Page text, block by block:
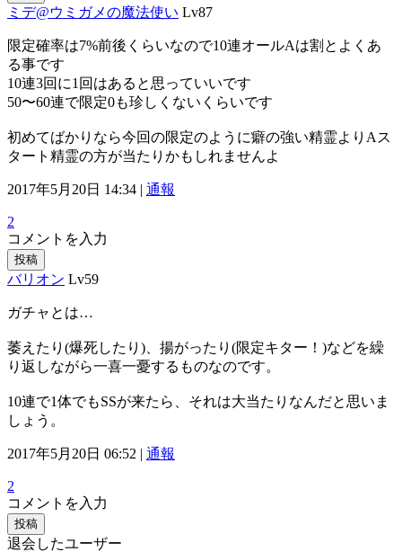
ミデ@ウミガメの魔法使い Lv87
限定確率は7%前後くらいなので10連オールAは割とよくあ
る事です
10連3回に1回はあると思っていいです
50〜60連で限定0も珍しくないくらいです
初めてばかりなら今回の限定のように癖の強い精霊よりAス
タート精霊の方が当たりかもしれませんよ
2017年5月20日 14:34 | 通報
2
コメントを入力
投稿
バリオン Lv59
ガチャとは…
萎えたり(爆死したり)、揚がったり(限定キター！)などを繰
り返しながら一喜一憂するものなのです。
10連で1体でもSSが来たら、それは大当たりなんだと思いま
しょう。
2017年5月20日 06:52 | 通報
2
コメントを入力
投稿
退会したユーザー